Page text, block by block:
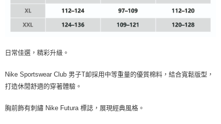
日常佳選，精彩升級。
Nike Sportswear Club 男子T卹採用中等重量的優質棉料，結合寬鬆版型，
打造休閒舒適的穿著體驗。
胸前飾有刺繡 Nike Futura 標誌，展現經典風格。